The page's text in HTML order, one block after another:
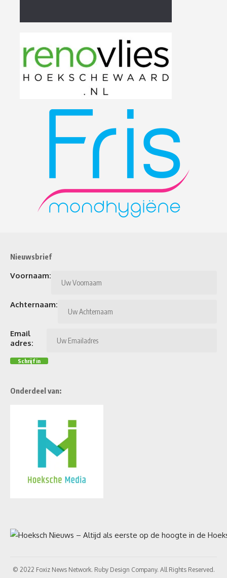
Nieuwsbrief
Voornaam:
Achternaam:
Email
adres:
Onderdeel van:
© 2022 Foxiz News Network. Ruby Design Company. All Rights Reserved.